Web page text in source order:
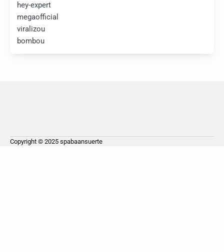
hey-expert
megaofficial
viralizou
bombou
Copyright © 2025 spabaansuerte